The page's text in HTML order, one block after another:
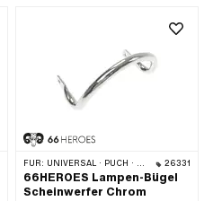
Leistung: 15 W · Leuchtmittelfassung:
Batteriebetrieben: Nein · Anzahl
Befestigungspunkte: 2 Stk. ·
Anwendungsbereich: Original
FÜR: UNIVERSAL · PUCH · SACHS 26331
66HEROES Lampen-Bügel
Scheinwerfer Chrom